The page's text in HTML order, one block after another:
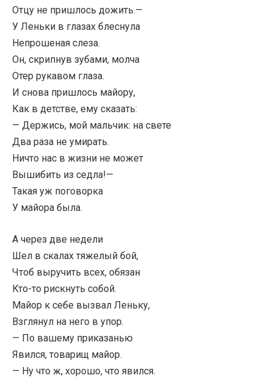
Отцу не пришлось дожить.—
У Леньки в глазах блеснула
Непрошеная слеза.
Он, скрипнув зубами, молча
Отер рукавом глаза.
И снова пришлось майору,
Как в детстве, ему сказать:
— Держись, мой мальчик: на свете
Два раза не умирать.
Ничто нас в жизни не может
Вышибить из седла!—
Такая уж поговорка
У майора была.
А через две недели
Шел в скалах тяжелый бой,
Чтоб выручить всех, обязан
Кто-то рискнуть собой.
Майор к себе вызвал Леньку,
Взглянул на него в упор.
— По вашему приказанью
Явился, товарищ майор.
— Ну что ж, хорошо, что явился.